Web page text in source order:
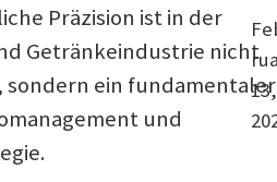
Präzision ist in der
Getränkeindustrie nicht
sondern ein fundamentaler
und
13,